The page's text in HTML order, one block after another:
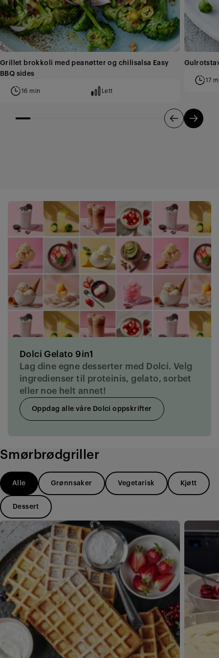
Grillet brokkoli med peanøtter og chilisalsa Easy
BBQ sides
16 min Lett
17
Dolci Gelato 9in1
Lag dine egne desserter med Dolci. Velg
ingredienser til proteinis, gelato, sorbet
eller noe helt annet!
Oppdag alle våre Dolci oppskrifter
Smørbrødgriller
Alle Grønnsaker Vegetarisk Kjøtt
Dessert